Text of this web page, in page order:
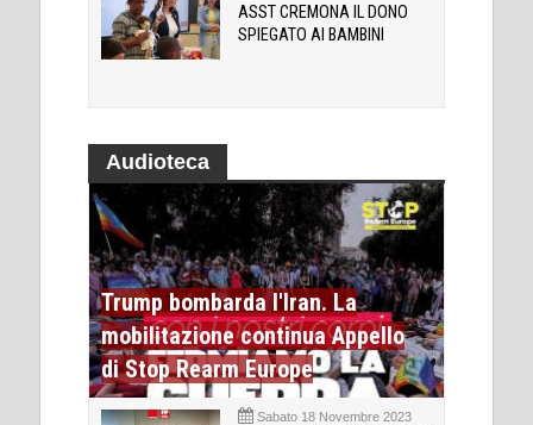
ASST CREMONA IL DONO
SPIEGATO AI BAMBINI
Audioteca
Trump bombarda l'Iran. La
mobilitazione continua Appello
di Stop Rearm Europe
Sabato 18 Novembre 2023